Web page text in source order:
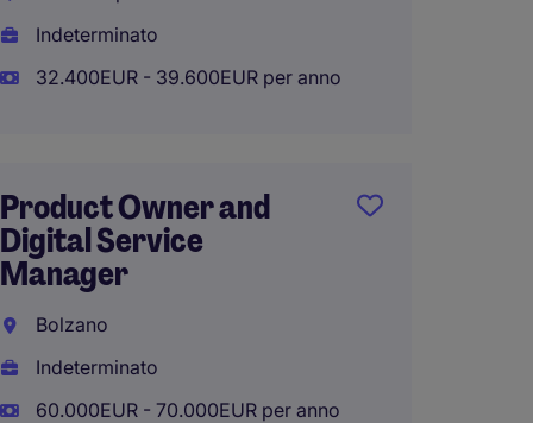
Indeterminato
32.400EUR - 39.600EUR per anno
Product Owner and
Digital Service
Manager
Bolzano
Indeterminato
60.000EUR - 70.000EUR per anno